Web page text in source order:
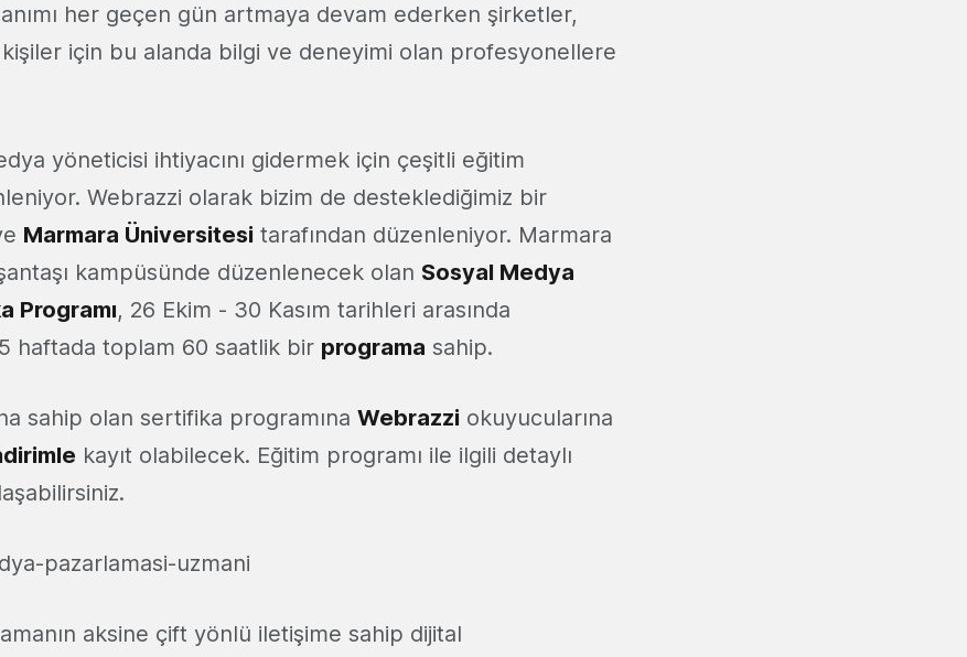
her geçen gün artmaya devam ederken şirketler,
için bu alanda bilgi ve deneyimi olan profesyonellere
yöneticisi ihtiyacını gidermek için çeşitli eğitim
Webrazzi olarak bizim de desteklediğimiz bir
Marmara Üniversitesi tarafından düzenleniyor. Marmara
kampüsünde düzenlenecek olan Sosyal Medya
Programı, 26 Ekim - 30 Kasım tarihleri arasında
haftada toplam 60 saatlik bir programa sahip.
sahip olan sertifika programına Webrazzi okuyucularına
kayıt olabilecek. Eğitim programı ile ilgili detaylı
aksine çift yönlü iletişime sahip dijital